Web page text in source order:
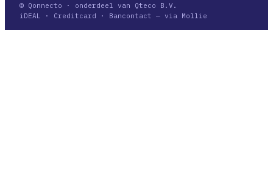
© Qonnecto · onderdeel van Qteco B.V.
iDEAL · Creditcard · Bancontact — via Mollie